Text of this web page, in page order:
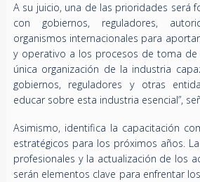
A su juicio, una de las prioridades será
con gobiernos, reguladores,
organismos internacionales para
y operativo a los procesos de toma de
única organización de la industria
gobiernos, reguladores y otras
educar sobre esta industria esencial”,
Asimismo, identifica la capacitación
estratégicos para los próximos años.
profesionales y la actualización de los
serán elementos clave para enfrentar